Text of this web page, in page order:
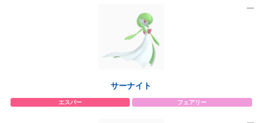
サーナイト
エスパー フェアリー